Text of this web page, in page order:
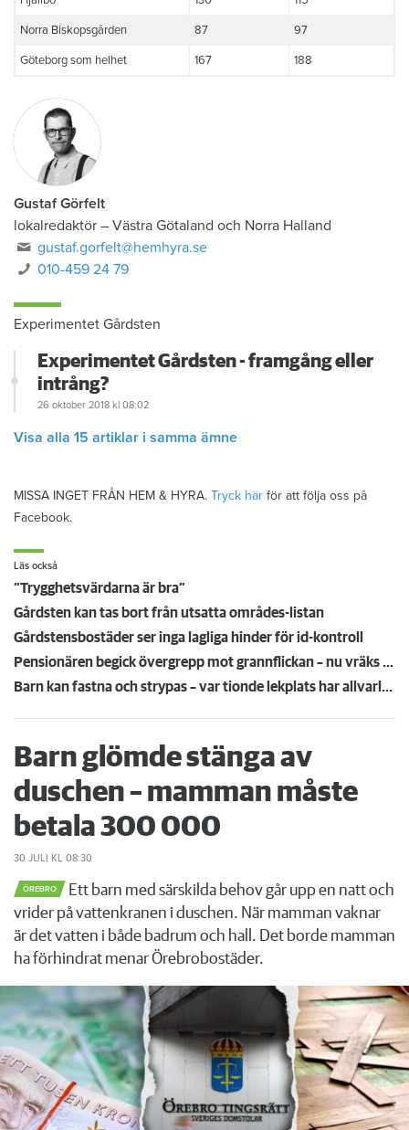
Norra Biskopsgården 87 97
Göteborg som helhet 167 188
Gustaf Görfelt
lokalredaktör – Västra Götaland och Norra Halland
gustaf.gorfelt@hemhyra.se
010-459 24 79
Experimentet Gårdsten
Experimentet Gårdsten - framgång eller
intrång?
26 oktober 2018 kl 08:02
Visa alla 15 artiklar i samma ämne
MISSA INGET FRÅN HEM & HYRA. Tryck här för att följa oss på
Facebook.
Läs också
”Trygghetsvärdarna är bra ”
Gårdsten kan tas bort från utsatta områdes-listan
Gårdstensbostäder ser inga lagliga hinder för id-kontroll
Pensionären begick övergrepp mot grannflickan – nu vräks han
Barn kan fastna och strypas – var tionde lekplats har allvarliga brister
Barn glömde stänga av
duschen – mamman måste
betala 300 000
30 JULI KL 08:30
ÖREBRO
Ett barn med särskilda behov går upp en natt och
vrider på vattenkranen i duschen. När mamman vaknar
är det vatten i både badrum och hall. Det borde mamman
ha förhindrat menar Örebrobostäder.